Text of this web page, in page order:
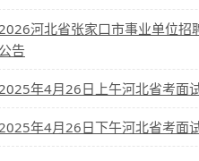
河北省张家口市事业单位招
告
年4月26日上午河北省考面
年4月26日下午河北省考面